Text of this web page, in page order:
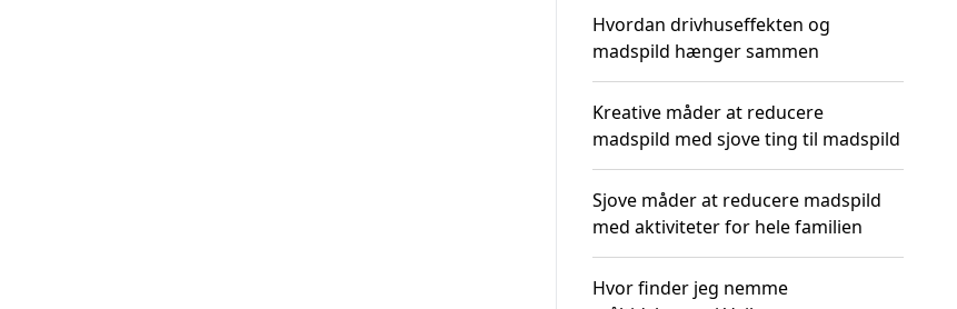
Hvordan drivhuseffekten og
madspild hænger sammen
Kreative måder at reducere
madspild med sjove ting til madspild
Sjove måder at reducere madspild
med aktiviteter for hele familien
Hvor finder jeg nemme